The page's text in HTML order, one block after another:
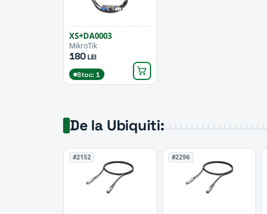
XS+DA0003
MikroTik
180LEI
Stoc: 1
De la Ubiquiti:
#2152 #2296